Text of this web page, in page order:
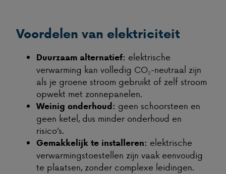
Voordelen van elektriciteit
Duurzaam alternatief: elektrische
verwarming kan volledig CO₂-neutraal zijn
als je groene stroom gebruikt of zelf stroom
opwekt met zonnepanelen.
Weinig onderhoud: geen schoorsteen en
geen ketel, dus minder onderhoud en
risico’s.
Gemakkelijk te installeren: elektrische
verwarmingstoestellen zijn vaak eenvoudig
te plaatsen, zonder complexe leidingen.